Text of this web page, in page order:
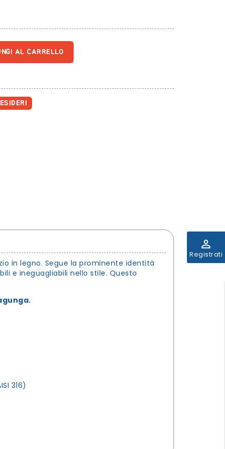
perm_identity
Registrati
AL CARRELLO
in legno. Segue la prominente identità
e ineguagliabili nello stile. Questo
316)